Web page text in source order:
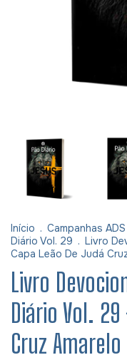
Início . Campanhas ADS
Diário Vol. 29 . Livro
Capa Leão De Judá
Livro
Diário Vol.
Cruz Amarelo